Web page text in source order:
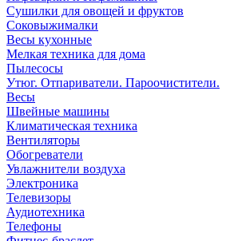
Сушилки для овощей и фруктов
Соковыжималки
Весы кухонные
Мелкая техника для дома
Пылесосы
Утюг. Отпариватели. Пароочистители.
Весы
Швейные машины
Климатическая техника
Вентиляторы
Обогреватели
Увлажнители воздуха
Электроника
Телевизоры
Аудиотехника
Телефоны